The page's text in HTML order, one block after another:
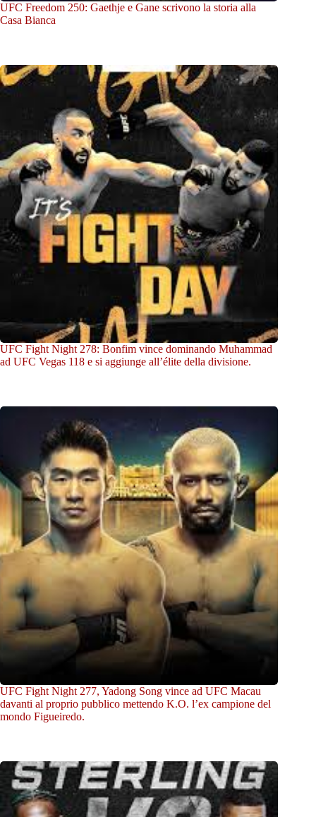
UFC Freedom 250: Gaethje e Gane scrivono la storia alla
Casa Bianca
UFC Fight Night 278: Bonfim vince dominando Muhammad
ad UFC Vegas 118 e si aggiunge all’élite della divisione.
UFC Fight Night 277, Yadong Song vince ad UFC Macau
davanti al proprio pubblico mettendo K.O. l’ex campione del
mondo Figueiredo.